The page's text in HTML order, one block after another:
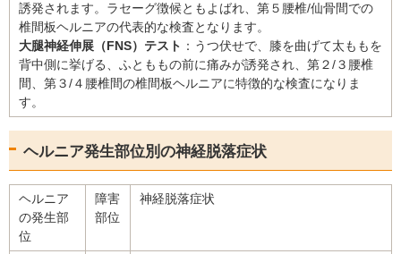
誘発されます。ラセーグ徴候ともよばれ、第５腰椎/仙骨間での
椎間板ヘルニアの代表的な検査となります。
大腿神経伸展（FNS）テスト ：うつ伏せで、膝を曲げて太ももを
背中側に挙げる、ふとももの前に痛みが誘発され、第２/３腰椎
間、第３/４腰椎間の椎間板ヘルニアに特徴的な検査になりま
す。
ヘルニア発生部位別の神経脱落症状
ヘルニア
の発生部
位
障害
部位
神経脱落症状